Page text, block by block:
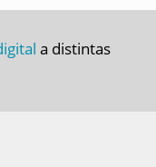
a distintas